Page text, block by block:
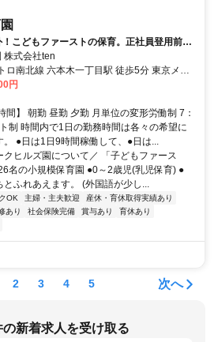
こどもファーストの保育。正社員登用前提
仕組み有
株式会社ten
ロ南北線 六本木一丁目駅 徒歩5分 東京メト
10分
円
間】 朝勤 昼勤 夕勤 月単位の変形労働制 7：
制 時間内で1日の勤務時間は各々の希望に
●日は1日9時間稼働して、●日は...
ヒルズ園について／ 「子どもファース
名の小規模保育園 ●0～2歳児(乳児保育) ●
ふれあえます。 (外国語が少し...
OK 主婦・主夫歓迎
産休・育休取得実績あり
あり 社会保険完備 賞与あり
育休あり
2 3 4 5 次へ
の新着求人を受け取る